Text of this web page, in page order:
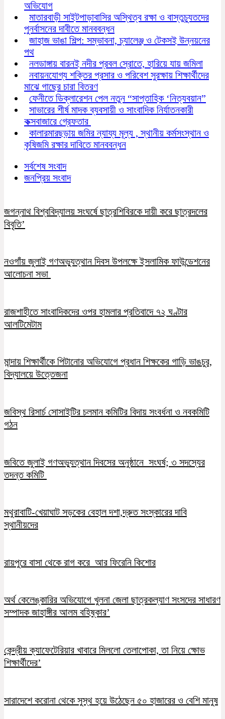
অভিযোগ
মাতারবাড়ী সাইটপাড়াবাসির অস্থিত্ব রক্ষা ও বাস্তুচ্যুতদের
পুনর্বাসনের দাবীতে মানববন্ধন
জাহাজ ভাঙা শিল্প: সম্ভাবনা, চ্যালেঞ্জ ও টেকসই উন্নয়নের
পথ
নলডাঙ্গায় বারনই নদীর প্রবল স্রোতে, হারিয়ে যায় জমিলা
নবায়নযোগ্য শক্তির প্রসার ও পরিবেশ সুরক্ষায় শিক্ষার্থীদের
মাঝে গাছের চারা বিতরণ
ফেনীতে ডিক্লারেশন পেল নতুন “সাপ্তাহিক ‘নিত্যবয়ান”
সাভারের শীর্ষ মাদক ব্যবসায়ী ও সাংবাদিক নির্যাতনকারী
কক্সবাজারে গ্রেফতার
কালারমারছড়ায় জমির ন্যায্য মূল্য , স্থানীয় কর্মসংস্থান ও
কৃষিজমি রক্ষার দাবিতে মানববন্ধন
সর্বশেষ সংবাদ
জনপ্রিয় সংবাদ
জগন্নাথ বিশ্ববিদ্যালয় সংঘর্ষে ছাত্রশিবিরকে দায়ী করে ছাত্রদলের
বিবৃতি’
নওগাঁয় জুলাই গণঅভ্যুত্থান দিবস উপলক্ষে ইসলামিক ফাউন্ডেশনের
আলোচনা সভা
রাজশাহীতে সাংবাদিকদের ওপর হামলার প্রতিবাদে ৭২ ঘণ্টার
আলটিমেটাম
মান্দায় শিক্ষার্থীকে পিটানোর অভিযোগে প্রধান শিক্ষকের গাড়ি ভাঙচুর,
বিদ্যালয়ে উত্তেজনা
জবিস্থ রিসার্চ সোসাইটির চলমান কমিটির বিদায় সংবর্ধনা ও নবকমিটি
গঠন
জবিতে জুলাই গণঅভ্যুত্থান দিবসের অনুষ্ঠানে সংঘর্ষ; ৩ সদস্যের
তদন্ত কমিটি
মথুরাবাটি-খেয়াঘাট সড়কের বেহাল দশা,দ্রুত সংস্কারের দাবি
স্থানীয়দের
রায়পুরে বাসা থেকে রাগ করে আর ফিরেনি কিশোর
অর্থ কেলেঙ্কারির অভিযোগে খুলনা জেলা ছাত্রকল্যাণ সংসদের সাধারণ
সম্পাদক জাহাঙ্গীর আলম বহিষ্কার’
কেন্দ্রীয় ক্যাফেটেরিয়ার খাবারে মিললো তেলাপোকা, তা নিয়ে ক্ষোভ
শিক্ষার্থীদের’
সারাদেশে করোনা থেকে সুস্থ হয়ে উঠেছেন ৫০ হাজারের ও বেশি মানুষ